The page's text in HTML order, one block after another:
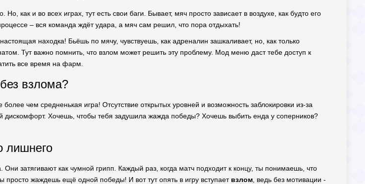
Но, как и во всех играх, тут есть свои баги. Бывает, мяч просто зависает в воздухе, как будто его
– вся команда ждёт удара, а мяч сам решил, что пора отдыхать!
находка! Бьёшь по мячу, чувствуешь, как адреналин зашкаливает, но, как только
Тут важно помнить, что взлом может решить эту проблему. Мод меню даст тебе доступ к
все время на фарм.
взлома?
более чем средненькая игра! Отсутствие открытых уровней и возможность заблокировки из-за
дискомфорт. Хочешь, чтобы тебя задушила жажда победы? Хочешь выбить енда у соперников?
лишнего
затягивают как чумной грипп. Каждый раз, когда матч подходит к концу, ты понимаешь, что
просто жаждешь ещё одной победы! И вот тут опять в игру вступает взлом , ведь без мотивации -